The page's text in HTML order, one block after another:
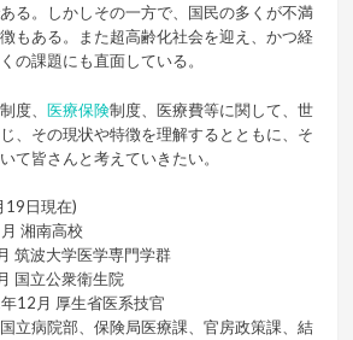
る。しかしその一方で、国民の多くが不満
もある。また超高齢化社会を迎え、かつ経
の課題にも直面している。
制度、医療保険制度、医療費等に関して、世
、その現状や特徴を理解するとともに、そ
て皆さんと考えていきたい。
19日現在)
湘南高校
筑波大学医学専門学群
国立公衆衛生院
12月 厚生省医系技官
立病院部、保険局医療課、官房政策課、結